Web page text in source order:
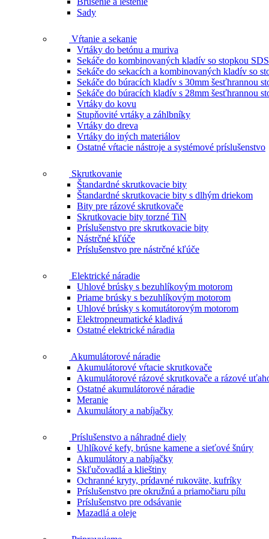
Sady
Vŕtanie a sekanie
Vrtáky do betónu a muriva
Sekáče do kombinovaných kladív so stopkou
Sekáče do sekacích a kombinovaných kladív so
Sekáče do búracích kladív s 30mm šesťhrannou
Sekáče do búracích kladív s 28mm šesťhrannou
Vrtáky do kovu
Stupňovité vrtáky a záhlbníky
Vrtáky do dreva
Vrtáky do iných materiálov
Ostatné vŕtacie nástroje a systémové príslušenstvo
Skrutkovanie
Štandardné skrutkovacie bity
Štandardné skrutkovacie bity s dlhým driekom
Bity pre rázové skrutkovače
Skrutkovacie bity torzné TiN
Príslušenstvo pre skrutkovacie bity
Nástrčné kľúče
Príslušenstvo pre nástrčné kľúče
Elektrické náradie
Uhlové brúsky s bezuhlíkovým motorom
Priame brúsky s bezuhlíkovým motorom
Uhlové brúsky s komutátorovým motorom
Elektropneumatické kladivá
Ostatné elektrické náradia
Akumulátorové náradie
Akumulátorové vŕtacie skrutkovače
Akumulátorové rázové skrutkovače a rázové
Ostatné akumulátorové náradie
Meranie
Akumulátory a nabíjačky
Príslušenstvo a náhradné diely
Uhlíkové kefy, brúsne kamene a sieťové šnúry
Akumulátory a nabíjačky
Skľučovadlá a klieštiny
Ochranné kryty, prídavné rukoväte, kufríky
Príslušenstvo pre okružnú a priamočiaru pílu
Príslušenstvo pre odsávanie
Mazadlá a oleje